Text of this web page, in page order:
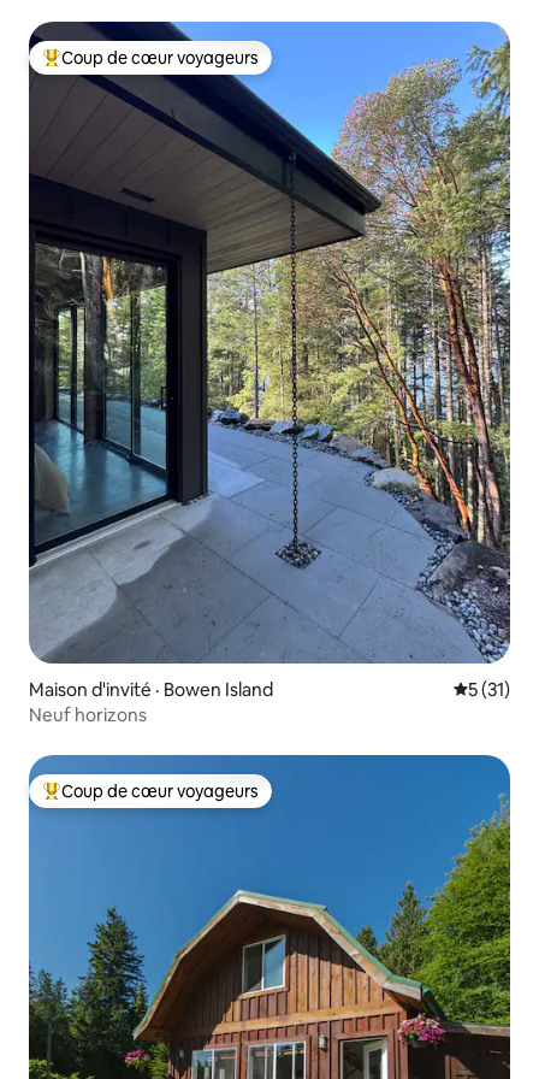
Coup de cœur voyageurs parmi les plus aimés
Coup de cœur voyageurs
Maison d'invité · Bowen Island Note
5 (31)
Neuf horizons
Coup de cœur voyageurs parmi les plus aimés
Coup de cœur voyageurs